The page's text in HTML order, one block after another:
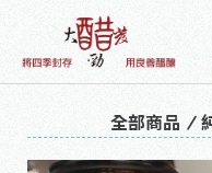
全部商品